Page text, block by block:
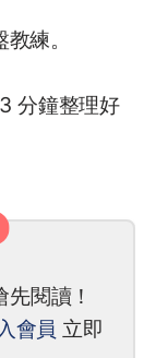
練。
分鐘整理好
閱讀！
會員 立即